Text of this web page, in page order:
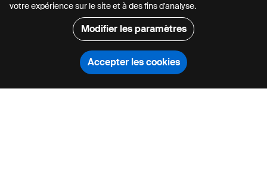
votre expérience sur le site et à des fins d'analyse.
Modifier les paramètres
Accepter les cookies
Alexis Dubost
1er assistant réalisateur
préparationpour un nouveau#docufictionpour
produit par#Brainworks.
CONTACTER PARTAGER
CONTACTER PARTAGER
Rechercher